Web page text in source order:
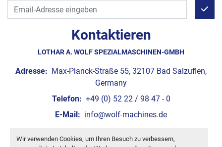
Wir verwenden Cookies, um Ihren Besuch zu verbessern,
Kontaktieren
LOTHAR A. WOLF SPEZIALMASCHINEN-GMBH
Adresse: Max-Planck-Straße 55, 32107 Bad Salzuflen,
Germany
Telefon: +49 (0) 52 22 / 98 47 - 0
E-Mail: info@wolf-machines.de
Cookie-Einstellungen